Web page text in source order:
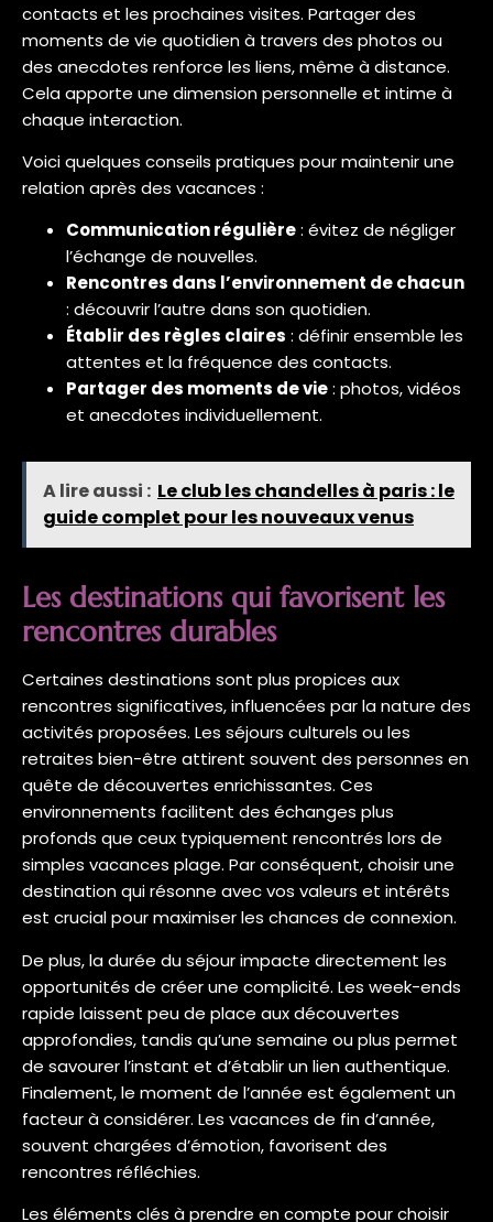
contacts et les prochaines visites. Partager des
moments de vie quotidien à travers des photos ou
des anecdotes renforce les liens, même à distance.
Cela apporte une dimension personnelle et intime à
chaque interaction.
Voici quelques conseils pratiques pour maintenir une
relation après des vacances :
Communication régulière: évitez de négliger
l’échange de nouvelles.
Rencontres dans l’environnement de chacun
: découvrir l’autre dans son quotidien.
Établir des règles claires : définir ensemble les
attentes et la fréquence des contacts.
Partager des moments de vie: photos, vidéos
et anecdotes individuellement.
A lire aussi : Le club les chandelles à paris : le
guide complet pour les nouveaux venus
Les destinations qui favorisent les
rencontres durables
Certaines destinations sont plus propices aux
rencontres significatives, influencées par la nature des
activités proposées. Les séjours culturels ou les
retraites bien-être attirent souvent des personnes en
quête de découvertes enrichissantes. Ces
environnements facilitent des échanges plus
profonds que ceux typiquement rencontrés lors de
simples vacances plage. Par conséquent, choisir une
destination qui résonne avec vos valeurs et intérêts
est crucial pour maximiser les chances de connexion.
De plus, la durée du séjour impacte directement les
opportunités de créer une complicité. Les week-ends
rapide laissent peu de place aux découvertes
approfondies, tandis qu’une semaine ou plus permet
de savourer l’instant et d’établir un lien authentique.
Finalement, le moment de l’année est également un
facteur à considérer. Les vacances de fin d’année,
souvent chargées d’émotion, favorisent des
rencontres réfléchies.
Les éléments clés à prendre en compte pour choisir